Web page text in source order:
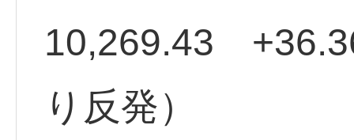
10,269.43
り反発）